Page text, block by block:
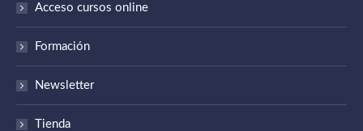
Acceso cursos online
Formación
Newsletter
Tienda